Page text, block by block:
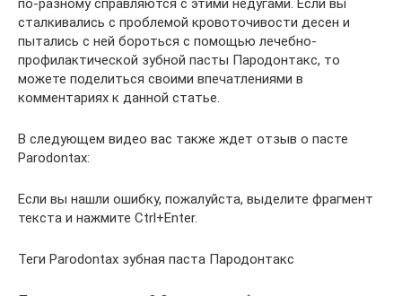
сталкивались с проблемой кровоточивости десен и
пытались с ней бороться с помощью лечебно-
профилактической зубной пасты Пародонтакс, то
можете поделиться своими впечатлениями в
комментариях к данной статье.
В следующем видео вас также ждет отзыв о пасте
Parodontax:
Если вы нашли ошибку, пожалуйста, выделите фрагмент
текста и нажмите Ctrl+Enter.
Теги Parodontax зубная паста Пародонтакс